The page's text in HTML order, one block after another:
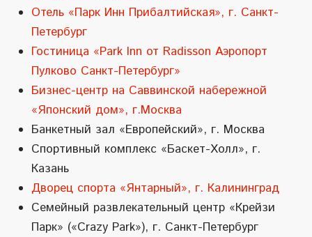
Отель «Парк Инн Прибалтийская», г. Санкт-
Петербург
Гостиница «Park Inn от Radisson Аэропорт
Пулково Санкт-Петербург»
Бизнес-центр на Саввинской набережной
«Японский дом», г.Москва
Банкетный зал «Европейский», г. Москва
Спортивный комплекс «Баскет-Холл», г.
Казань
Дворец спорта «Янтарный», г. Калининград
Семейный развлекательный центр «Крейзи
Парк» («Crazy Park»), г. Санкт-Петербург